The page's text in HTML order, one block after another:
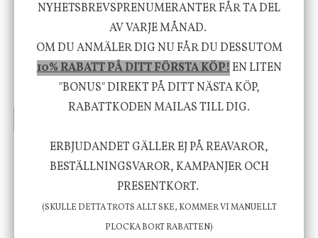
House Doctor
Skål, Hands marmor
Nicolas Vahé
Serveringsfat, Ostron,
Stengods
415 kr
Vi vill förmedla känsla, upplevelse och
välbefinnande för dig och ditt hem! Med
inspiration från naturen och dess färgpalett
NYHETSBREVSPRENUMERANTER FÅR TA DEL
AV VARJE MÅNAD.
OM DU ANMÄLER DIG NU FÅR DU DESSUTOM
10% RABATT PÅ DITT FÖRSTA KÖP!EN LITEN
"BONUS" DIREKT PÅ DITT NÄSTA KÖP,
RABATTKODEN MAILAS TILL DIG.
ERBJUDANDET GÄLLER EJ PÅ REAVAROR,
BESTÄLLNINGSVAROR, KAMPANJER OCH
PRESENTKORT.
(SKULLE DETTA TROTS ALLT SKE, KOMMER VI MANUELLT
PLOCKA BORT RABATTEN)